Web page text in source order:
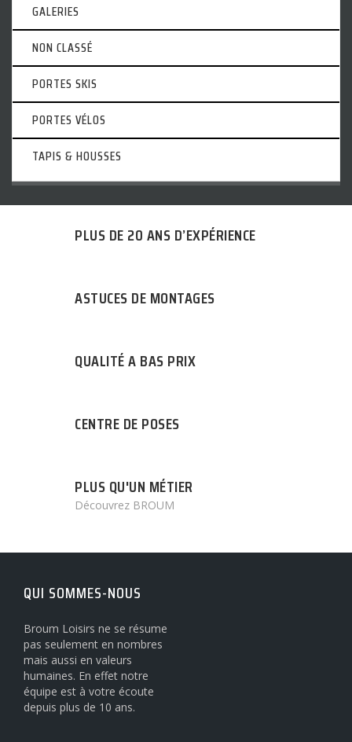
GALERIES
NON CLASSÉ
PORTES SKIS
PORTES VÉLOS
TAPIS & HOUSSES
PLUS DE 20 ANS D’EXPÉRIENCE
ASTUCES DE MONTAGES
QUALITÉ A BAS PRIX
CENTRE DE POSES
PLUS QU'UN MÉTIER
Découvrez BROUM
QUI SOMMES-NOUS
Broum Loisirs ne se résume
pas seulement en nombres
mais aussi en valeurs
humaines. En effet notre
équipe est à votre écoute
depuis plus de 10 ans.